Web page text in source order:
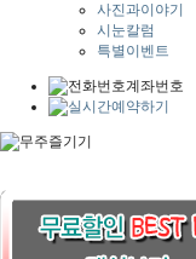
사진과이야기
시눈칼럼
특별이벤트